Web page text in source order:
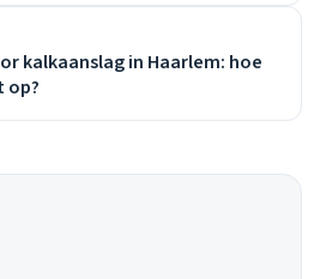
kalkaanslag in Haarlem: hoe
op?